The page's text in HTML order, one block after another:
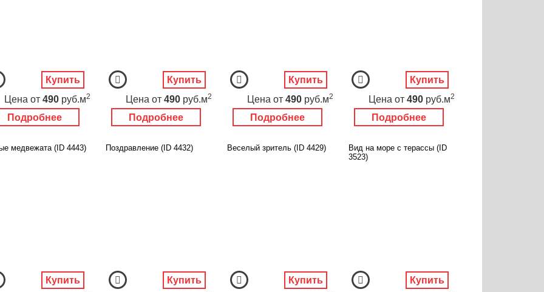
Подробнее
Цена от 490 руб.м2
Купить
Подробнее
Цена от 490 руб.м2
Купить
Подробнее
Цена от 490 руб.м2
Купить
Подробнее
Цена от 490 руб.м2
Купить
медвежата (ID 4443)
Купить
Поздравление (ID 4432)
Купить
Веселый зритель (ID 4429)
Купить
Вид на море с терассы (ID
3523)
Купить